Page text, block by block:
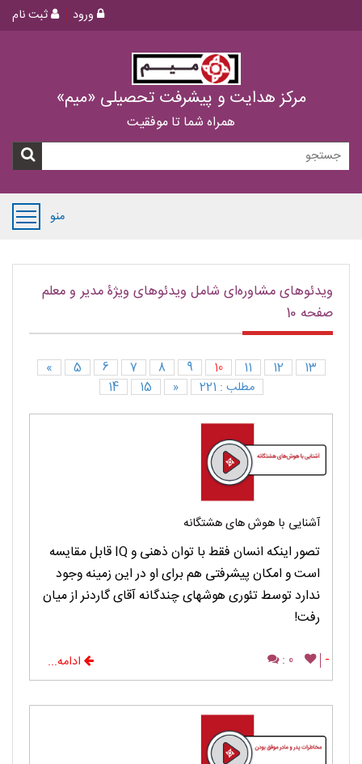
ثبت نام ورود
مرکز هدایت و پیشرفت تحصیلی «میم»
همراه شما تا موفقیت
منو
ویدئوهای مشاوره‌ای شامل ویدئوهای ویژۀ مدیر و معلم
صفحه 10
« 5 6 7 8 9 10 11 12
13
14
15 « مطلب : 221
آشنایی با هوش های هشتگانه
تصور اینکه انسان فقط با توان ذهنی و IQ قابل مقایسه
است و امکان پیشرفتی هم برای او در این زمینه وجود
ندارد توسط تئوری هوشهای چندگانه آقای گاردنر از میان
رفت!
-
0 : ادامه...